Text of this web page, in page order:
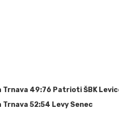
Trnava 49:76 Patrioti ŠBK
Trnava 52:54 Levy Senec